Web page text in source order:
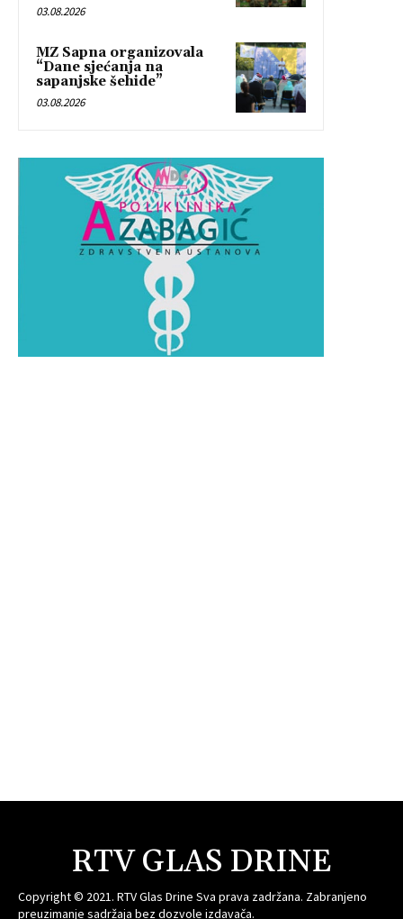
03.08.2026
MZ Sapna organizovala
“Dane sjećanja na
sapanjske šehide”
03.08.2026
RTV GLAS DRINE
Copyright © 2021. RTV Glas Drine Sva prava zadržana. Zabranjeno
preuzimanje sadržaja bez dozvole izdavača.